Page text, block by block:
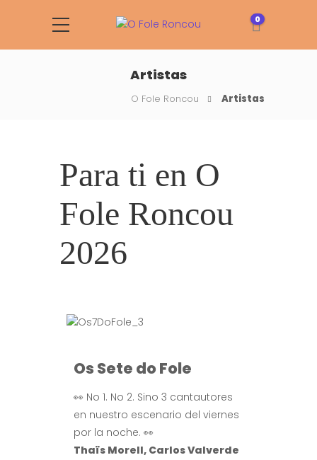
0
Artistas
O Fole Roncou Artistas
Para ti en O
Fole Roncou
2026
Os Sete do Fole
👀 No 1. No 2. Sino 3 cantautores
en nuestro escenario del viernes
por la noche. 👀
Thaïs Morell, Carlos Valverde